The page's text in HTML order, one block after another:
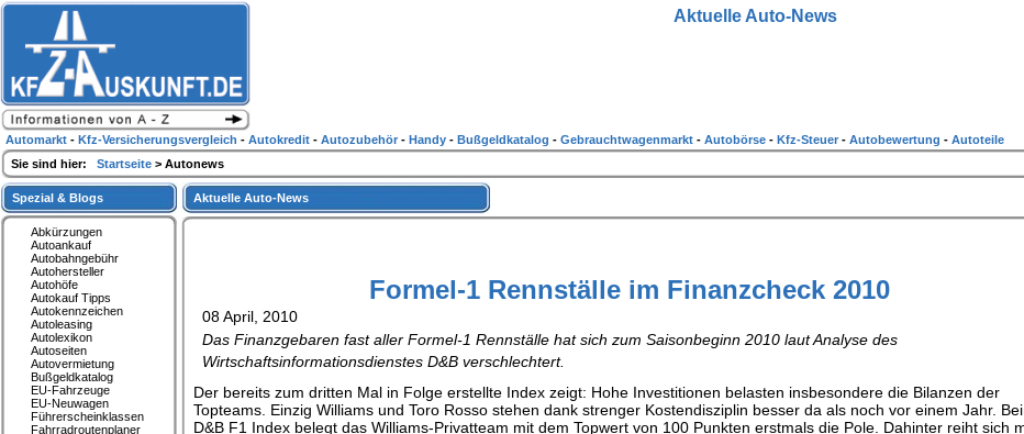
Aktuelle Auto-News
Formel-1 Rennställe im Finanzcheck 2010
08 April, 2010
Das Finanzgebaren fast aller Formel-1 Rennställe hat sich zum Saisonbeginn 2010 laut Analyse des
Wirtschaftsinformationsdienstes D&B verschlechtert.
Der bereits zum dritten Mal in Folge erstellte Index zeigt: Hohe Investitionen belasten insbesondere die Bilanzen der
Topteams. Einzig Williams und Toro Rosso stehen dank strenger Kostendisziplin besser da als noch vor einem Jahr.
D&B F1 Index belegt das Williams-Privatteam mit dem Topwert von 100 Punkten erstmals die Pole. Dahinter reiht sich
Spezial & Blogs
Abkürzungen
Autoankauf
Autobahngebühr
Autohersteller
Autohöfe
Autokauf Tipps
Autokennzeichen
Autoleasing
Autolexikon
Autoseiten
Autovermietung
Bußgeldkatalog
EU-Fahrzeuge
EU-Neuwagen
Führerscheinklassen
Fahrradroutenplaner
Aktuelle Auto-News
Automarkt - Kfz-Versicherungsvergleich - Autokredit - Autozubehör - Handy - Bußgeldkatalog - Gebrauchtwagenmarkt - Autobörse - Kfz-Steuer - Autobewertung - Autoteile
Sie sind hier: Startseite > Autonews